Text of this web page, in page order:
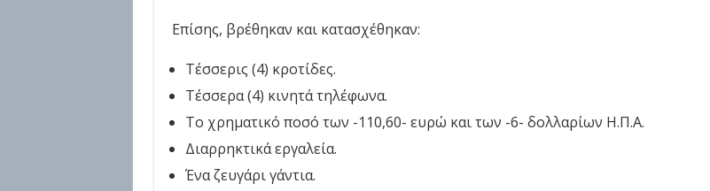
Επίσης, βρέθηκαν και κατασχέθηκαν:
Τέσσερις (4) κροτίδες.
Τέσσερα (4) κινητά τηλέφωνα.
Το χρηματικό ποσό των -110,60- ευρώ και των -6- δολλαρίων Η.Π.Α.
Διαρρηκτικά εργαλεία.
Ένα ζευγάρι γάντια.